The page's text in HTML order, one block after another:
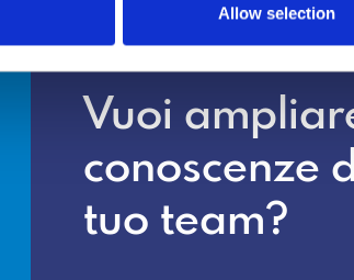
Allow selection
HR MANAGER
Vuoi
conoscenze
tuo team?